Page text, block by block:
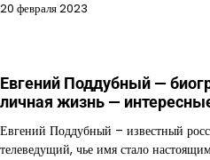
20 февраля 2023
Евгений Поддубный —
личная жизнь —
Евгений Поддубный – известный
телеведущий, чье имя стало